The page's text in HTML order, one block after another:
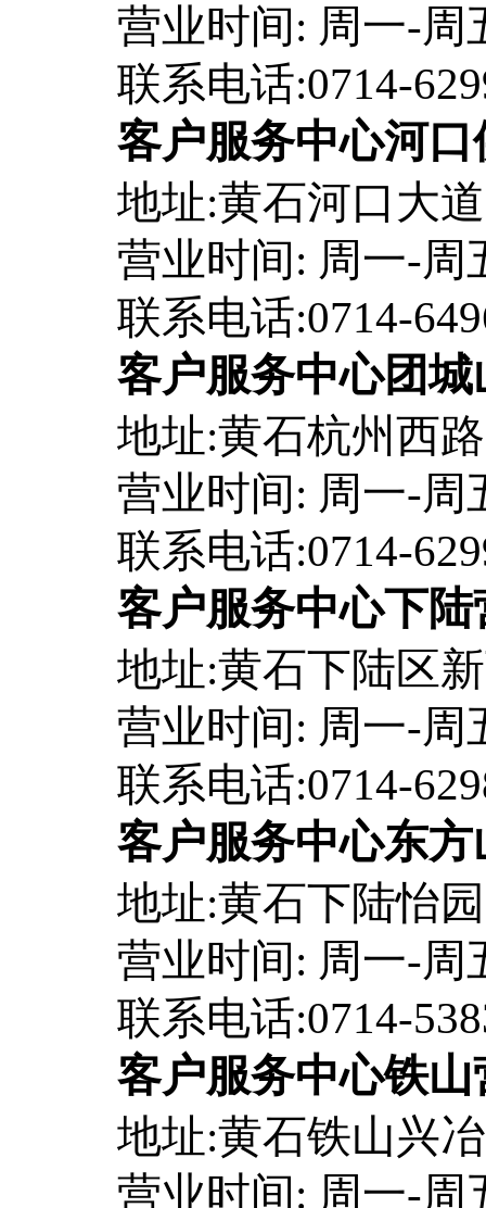
营业时间: 周一-周
联系电话:0714-
客户服务中心河口
地址:黄石河口大
营业时间: 周一-周
联系电话:0714-
客户服务中心团
地址:黄石杭州西
营业时间: 周一-周
联系电话:0714-
客户服务中心下陆
地址:黄石下陆区
营业时间: 周一-周
联系电话:0714-
客户服务中心东
地址:黄石下陆怡
营业时间: 周一-周
联系电话:0714-
客户服务中心铁山
地址:黄石铁山兴
营业时间: 周一-周